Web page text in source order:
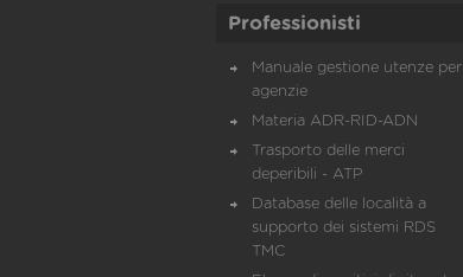
Professionisti
Manuale gestione utenze per
agenzie
Materia ADR-RID-ADN
Trasporto delle merci
deperibili - ATP
Database delle località a
supporto dei sistemi RDS
TMC